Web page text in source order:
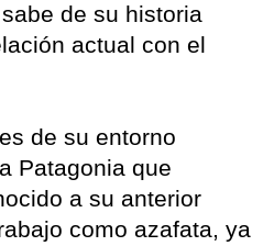
de su historia
actual con el
de su entorno
Patagonia que
a su anterior
como azafata, ya